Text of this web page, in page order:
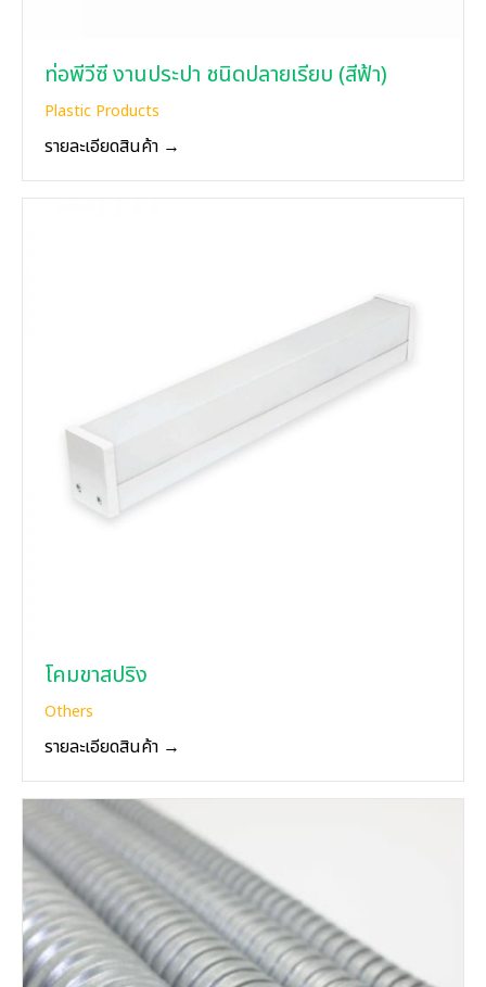
ท่อพีวีซี งานประปา ชนิดปลายเรียบ (สีฟ้า)
Plastic Products
รายละเอียดสินค้า →
โคมขาสปริง
Others
รายละเอียดสินค้า →